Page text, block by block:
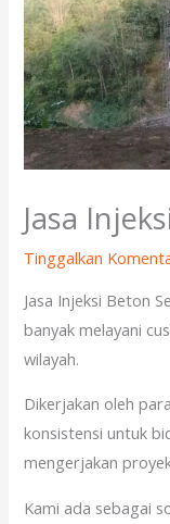
Jasa
Tinggalkan
Jasa Injeksi Beton
banyak melayani
wilayah.
Dikerjakan oleh
konsistensi untuk
mengerjakan
Kami ada sebagai